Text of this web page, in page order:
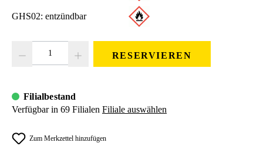
GHS02: entzündbar
RESERVIEREN
Filialbestand
Verfügbar in 69 Filialen Filiale auswählen
Zum Merkzettel hinzufügen